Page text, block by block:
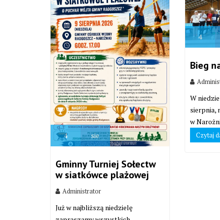
4 sie
Gminny Turniej Sołectw
w siatkówce plażowej
Administrator
Już w najbliższą niedzielę
4
Bieg
W
sierpnia,
w
Czytaj